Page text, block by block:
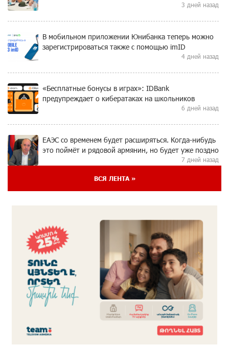
3 дней назад
В мобильном приложении Юнибанка теперь можно
зарегистрироваться также с помощью imID
4 дней назад
«Бесплатные бонусы в играх»: IDBank
предупреждает о кибератаках на школьников
6 дней назад
ЕАЭС со временем будет расширяться. Когда-нибудь
это поймёт и рядовой армянин, но будет уже поздно
7 дней назад
Если Израиль использует тему Геноцида армян
7 дней назад
ВТБ (Армения): вклад «Стабильный» — до 10%
годовых и оформление в мобильном приложении
7 дней назад
Платформа Rate.Trading на Seaside Startup Summit:
IDBank представил инновационное решение
ВСЯ ЛЕНТА »